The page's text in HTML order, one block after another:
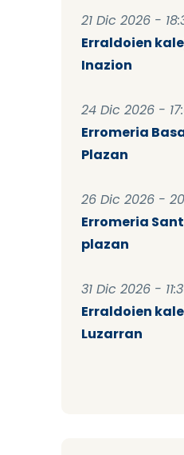
21 Dic 2026 -
Erraldoien
Inazion
24 Dic 2026 -
Erromeria
Plazan
26 Dic 2026 -
Erromeria
plazan
31 Dic 2026 -
Erraldoien
Luzarran